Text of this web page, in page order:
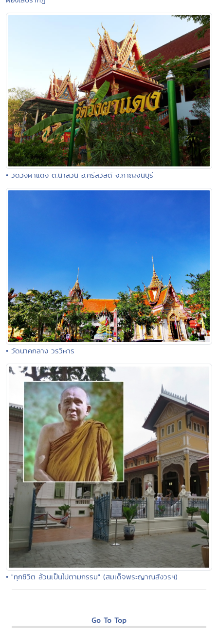
• วัดวังผาแดง ต.นาสวน อ.ศรีสวัสดิ์ จ.กาญจนบุรี
• วัดนาคกลาง วรวิหาร
• "ทุกชีวิต ล้วนเป็นไปตามกรรม" (สมเด็จพระญาณสังวรฯ)
Go To Top